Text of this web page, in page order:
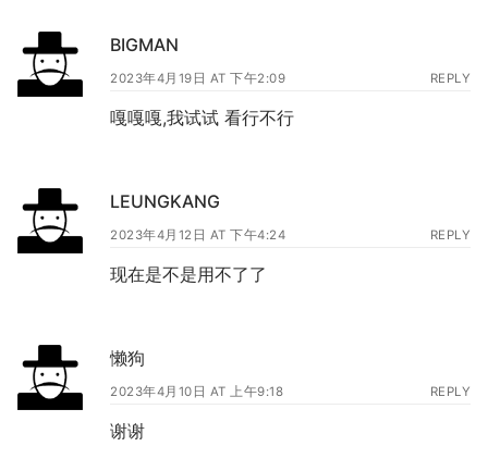
BIGMAN
2023年4月19日 AT 下午2:09 REPLY
嘎嘎嘎,我试试 看行不行
LEUNGKANG
2023年4月12日 AT 下午4:24 REPLY
现在是不是用不了了
懒狗
2023年4月10日 AT 上午9:18 REPLY
谢谢